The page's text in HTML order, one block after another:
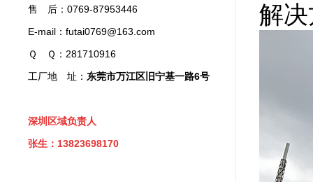
解
售 后：0769-87953446
E-mail：futai0769@163.com
Ｑ Ｑ：281710916
工厂地 址： 东莞市万江区旧宁基一路6号
深圳区域负责人
张生：13823698170